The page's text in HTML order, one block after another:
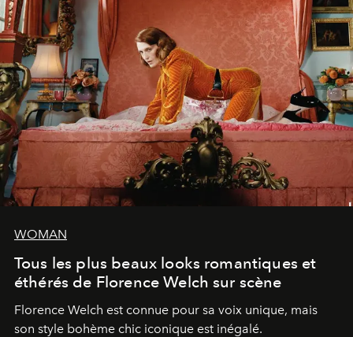
WOMAN
Tous les plus beaux looks romantiques et
éthérés de Florence Welch sur scène
Florence Welch est connue pour sa voix unique, mais
son style bohème chic iconique est inégalé.